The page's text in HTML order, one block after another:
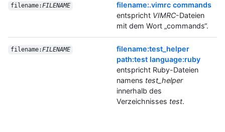
filename:FILENAME
filename:.vimrc commands
entspricht VIMRC-Dateien
mit dem Wort „commands“.
filename:FILENAME
filename:test_helper
path:test language:ruby
entspricht Ruby-Dateien
namens test_helper
innerhalb des
Verzeichnisses test.